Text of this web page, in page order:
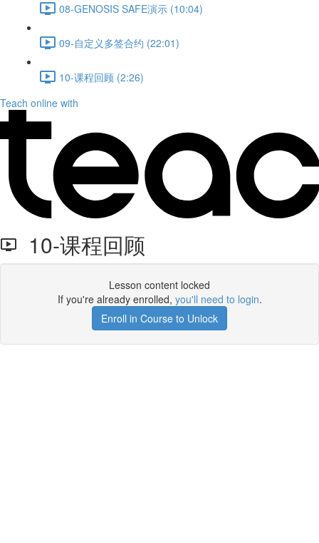
08-GENOSIS SAFE演示 (10:04)
09-自定义多签合约 (22:01)
10-课程回顾 (2:26)
Teach online with
10-课程回顾
Lesson content locked
If you're already enrolled, you'll need to login.
Enroll in Course to Unlock